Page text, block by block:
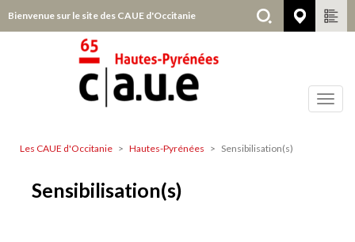
au
Bienvenue sur le site des CAUE d'Occitanie
Hautes-
Les CAUE d'Occitanie Hautes-Pyrénées Sensibilisation(s)
Sensibilisation(s)